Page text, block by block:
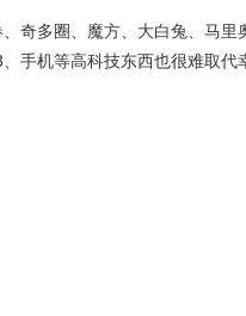
奇多圈、魔方、大白兔、马里
手机等高科技东西也很难取代